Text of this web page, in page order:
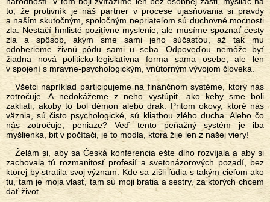
to, že protivník je náš partner v procese ujasňovania si pravdy
a naším skutočným, spoločným nepriateľom sú duchovné mocnosti
zla. Nestačí hmlisté pozitívne myslenie, ale musíme spoznať cesty
zla a spôsob, akým sme sami jeho súčasťou, až tak mu
odoberieme živnú pôdu sami u seba. Odpoveďou nemôže byť
žiadna nová politicko-legislatívna forma sama osebe, ale len
v spojení s mravne-psychologickým, vnútorným vývojom človeka.
Všetci napríklad participujeme na finančnom systéme, ktorý nás
zotročuje. A nedokážeme z neho vystúpiť, ako keby sme boli
zakliati; akoby to bol démon alebo drak. Pritom okovy, ktoré nás
väznia, sú čisto psychologické, sú kliatbou zlého ducha. Alebo čo
nás zotročuje, peniaze? Veď tento peňažný systém je iba
myšlienka, bit v počítači, je to modla, ktorá žije len z našej viery!
Želám si, aby sa Česká konferencia ešte dlho rozvíjala a aby si
zachovala tú rozmanitosť profesií a svetonázorových pozadí, bez
ktorej by stratila svoj význam. Kde sa zišli ľudia s takým cieľom ako
tu, tam je moja vlasť, tam sú moji bratia a sestry, za ktorých chcem
dať život.